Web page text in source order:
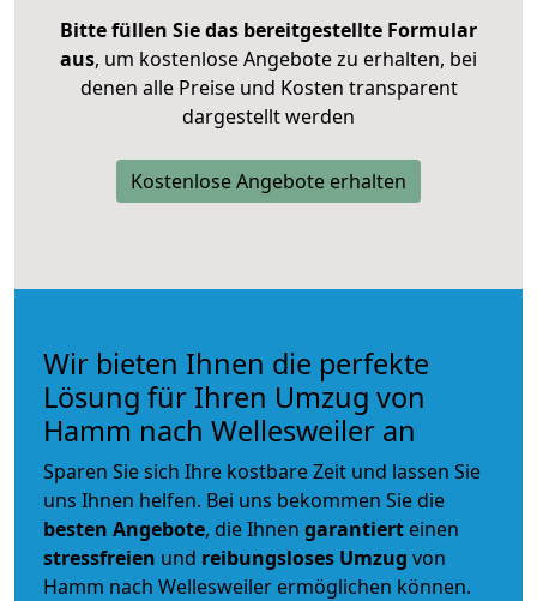
Bitte füllen Sie das bereitgestellte Formular
aus, um kostenlose Angebote zu erhalten, bei
denen alle Preise und Kosten transparent
dargestellt werden
Kostenlose Angebote erhalten
Wir bieten Ihnen die perfekte
Lösung für Ihren Umzug von
Hamm nach Wellesweiler an
Sparen Sie sich Ihre kostbare Zeit und lassen Sie
uns Ihnen helfen. Bei uns bekommen Sie die
besten Angebote, die Ihnen garantiert einen
stressfreien und reibungsloses Umzug von
Hamm nach Wellesweiler ermöglichen können.